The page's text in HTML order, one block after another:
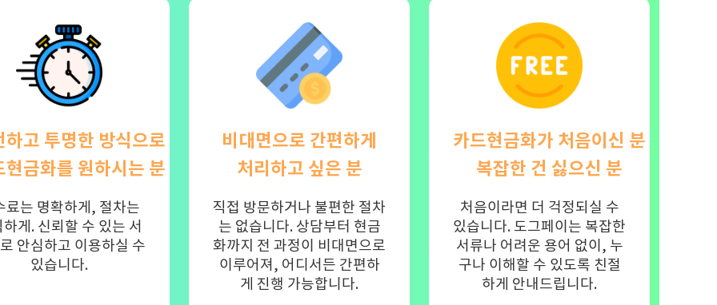
하고 투명한 방식으로
현금화를 원하시는 분
료는 명확하게, 절차는
게. 신뢰할 수 있는 서
안심하고 이용하실 수
있습니다.
비대면으로 간편하게
처리하고 싶은 분
직접 방문하거나 불편한 절차
는 없습니다. 상담부터 현금
화까지 전 과정이 비대면으로
이루어져, 어디서든 간편하
게 진행 가능합니다.
카드현금화가 처음이신 분
복잡한 건 싫으신 분
처음이라면 더 걱정되실 수
있습니다. 도그페이는 복잡한
서류나 어려운 용어 없이, 누
구나 이해할 수 있도록 친절
하게 안내드립니다.